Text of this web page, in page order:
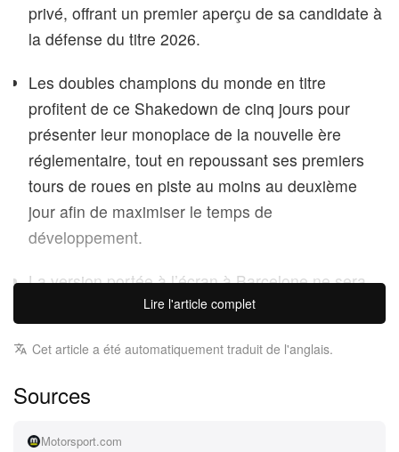
privé, offrant un premier aperçu de sa candidate à
la défense du titre 2026.
Les doubles champions du monde en titre
profitent de ce Shakedown de cinq jours pour
présenter leur monoplace de la nouvelle ère
réglementaire, tout en repoussant ses premiers
tours de roues en piste au moins au deuxième
jour afin de maximiser le temps de
développement.
La version portée à l’écran à Barcelone ne sera
pas la livrée de course 2026 complète de
lancement officiel de la saison le 9 février, avant
du championnat en Australie.
Lire l'article complet
Cet article a été automatiquement traduit de l'anglais.
Sources
Motorsport.com